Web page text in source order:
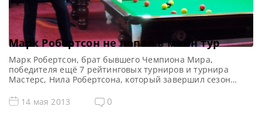
Марк Робертсон не попал в мейн тур
Марк Робертсон, брат бывшего Чемпиона Мира,
победителя ещё 7 рейтинговых турниров и турнира
Мастерс, Нила Робертсона, который завершил сезон
отставанием всего в 280 очков от Марка Селби, который
занял первое место, надеялся попасть в мейн тур на
14 мая 2013 0